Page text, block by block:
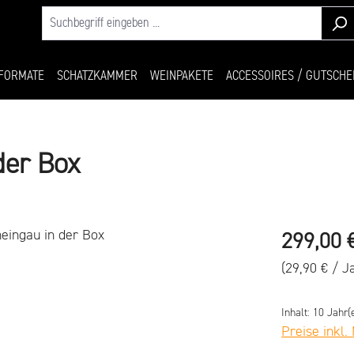
SCHATZKAMMER WEINPAKETE ACCESSOIRES /
Box
Regulärer
299,00
(29,90 € /
Inhalt: 10
Preise inkl.